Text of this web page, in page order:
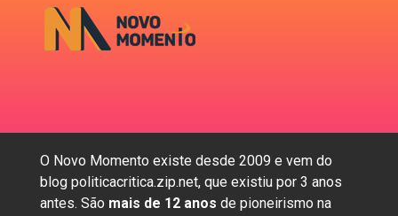
O Novo Momento existe desde 2009 e vem do
blog politicacritica.zip.net, que existiu por 3 anos
antes. São mais de 12 anos de pioneirismo na